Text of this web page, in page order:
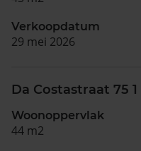
Verkoopdatum
29 mei 2026
Da Costastraat 75 1
Woonoppervlak
44 m2